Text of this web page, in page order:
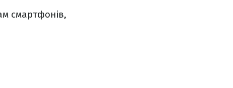
смартфонів,